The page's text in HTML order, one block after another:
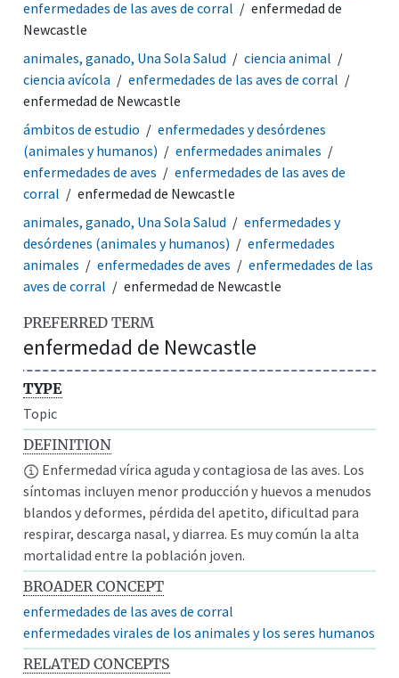
enfermedades de las aves de corral
enfermedad de
Newcastle
animales, ganado, Una Sola Salud
ciencia animal
ciencia avícola
enfermedades de las aves de corral
enfermedad de Newcastle
ámbitos de estudio
enfermedades y desórdenes
(animales y humanos)
enfermedades animales
enfermedades de aves
enfermedades de las aves de
corral
enfermedad de Newcastle
animales, ganado, Una Sola Salud
enfermedades y
desórdenes (animales y humanos)
enfermedades
animales
enfermedades de aves
enfermedades de las
aves de corral
enfermedad de Newcastle
PREFERRED TERM
enfermedad de Newcastle
TYPE
Topic
DEFINITION
Enfermedad vírica aguda y contagiosa de las aves. Los
síntomas incluyen menor producción y huevos a menudos
blandos y deformes, pérdida del apetito, dificultad para
respirar, descarga nasal, y diarrea. Es muy común la alta
mortalidad entre la población joven.
BROADER CONCEPT
enfermedades de las aves de corral
enfermedades virales de los animales y los seres humanos
RELATED CONCEPTS